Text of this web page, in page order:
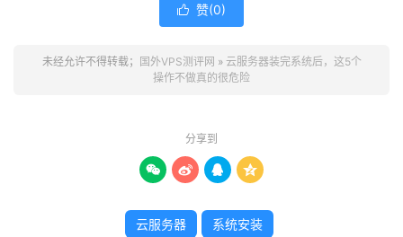
 赞(0)
未经允许不得转载； 国外VPS测评网 » 云服务器装完系统后，这5个
操作不做真的很危险
分享到
   
云服务器 系统安装